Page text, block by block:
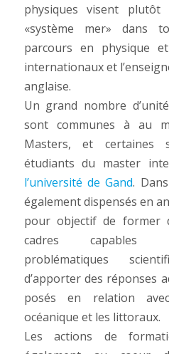
physiques visent plutôt
«système mer» dans
parcours en physique
internationaux et
anglaise.
Un grand nombre
sont communes à au
Masters, et certaines
étudiants du master
l’université de Gand.
également dispensés en
pour objectif de former
cadres capables
problématiques
d’apporter des réponses
posés en relation
océanique et les littoraux.
Les actions de